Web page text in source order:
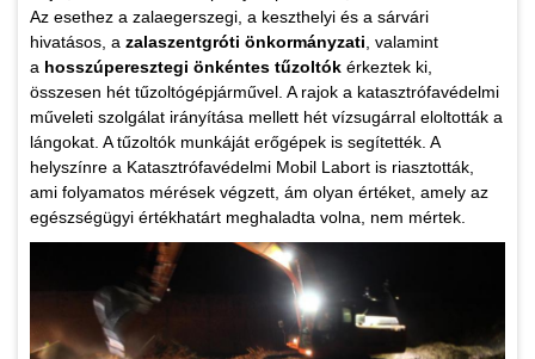
Az esethez a zalaegerszegi, a keszthelyi és a sárvári
hivatásos, a zalaszentgróti önkormányzati, valamint
a hosszúperesztegi önkéntes tűzoltók érkeztek ki,
összesen hét tűzoltógépjárművel. A rajok a katasztrófavédelmi
műveleti szolgálat irányítása mellett hét vízsugárral eloltották a
lángokat. A tűzoltók munkáját erőgépek is segítették. A
helyszínre a Katasztrófavédelmi Mobil Labort is riasztották,
ami folyamatos mérések végzett, ám olyan értéket, amely az
egészségügyi értékhatárt meghaladta volna, nem mértek.